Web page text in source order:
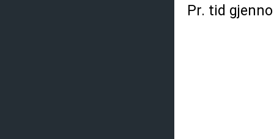
Pr. tid